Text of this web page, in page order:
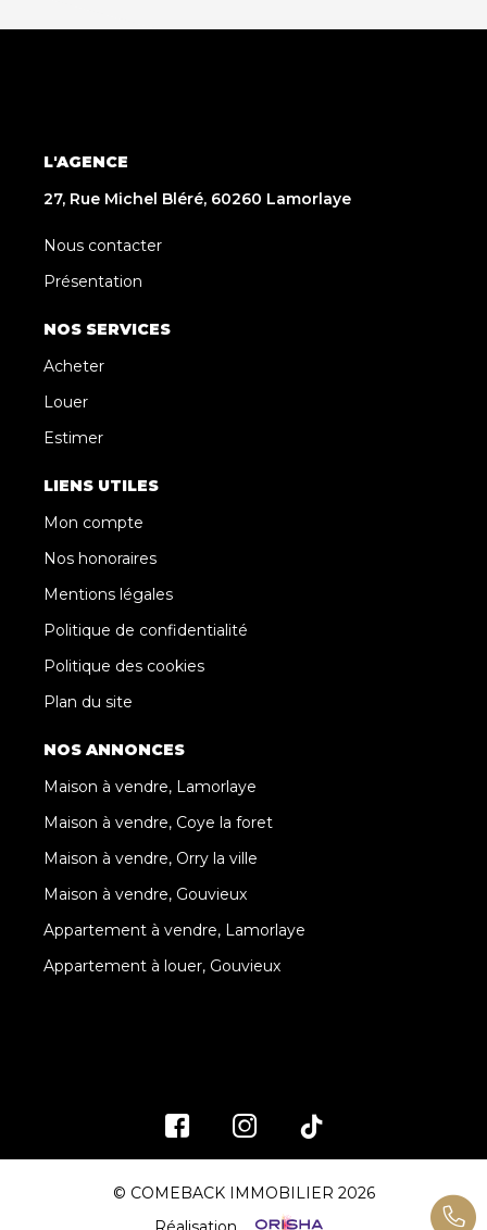
L'AGENCE
27, Rue Michel Bléré, 60260 Lamorlaye
Nous contacter
Présentation
NOS SERVICES
Acheter
Louer
Estimer
LIENS UTILES
Mon compte
Nos honoraires
Mentions légales
Politique de confidentialité
Politique des cookies
Plan du site
NOS ANNONCES
Maison à vendre, Lamorlaye
Maison à vendre, Coye la foret
Maison à vendre, Orry la ville
Maison à vendre, Gouvieux
Appartement à vendre, Lamorlaye
Appartement à louer, Gouvieux
© COMEBACK IMMOBILIER 2026
Réalisation